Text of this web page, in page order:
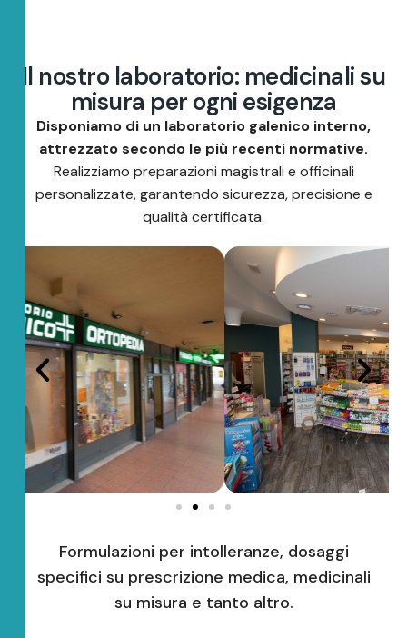
Il nostro laboratorio: medicinalisu
misura per ogni esigenza
Disponiamo di un laboratorio galenico interno,
attrezzato secondo le più recenti normative.
Realizziamo preparazioni magistrali e officinali
personalizzate, garantendo sicurezza, precisione e
qualità certificata.
Formulazioni per intolleranze, dosaggi
specifici su prescrizione medica, medicinali
su misura e tanto altro.